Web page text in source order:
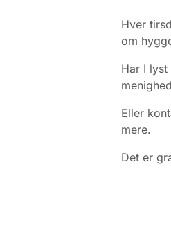
Hver
om
Har I
Eller
mere.
Det er